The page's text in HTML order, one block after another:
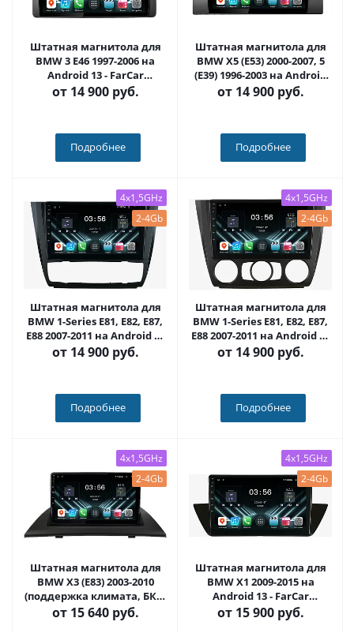
Штатная магнитола для
BMW 3 E46 1997-2006 на
Android 13 - FarCar
(D/DX708M)
от 14 900 руб.
Подробнее
Штатная магнитола для
BMW X5 (E53) 2000-2007, 5
(E39) 1996-2003 на Android
13 - FarCar (D/DX395/707M)
от 14 900 руб.
Подробнее
4x1,5GHz
2-4Gb
Штатная магнитола для
BMW 1-Series E81, E82, E87,
E88 2007-2011 на Android 13
- FarCar (D/DX112M
климат)
от 14 900 руб.
Подробнее
4x1,5GHz
2-4Gb
Штатная магнитола для
BMW 1-Series E81, E82, E87,
E88 2007-2011 на Android 13
- FarCar (D/DX095M
кондей)
от 14 900 руб.
Подробнее
4x1,5GHz
2-4Gb
Штатная магнитола для
BMW X3 (E83) 2003-2010
(поддержка климата, БК и
мультируля на Android 13 -
FarCar (D/DX3034M)
от 15 640 руб.
4x1,5GHz
2-4Gb
Штатная магнитола для
BMW X1 2009-2015 на
Android 13 - FarCar
(D/DX219M)
от 15 900 руб.